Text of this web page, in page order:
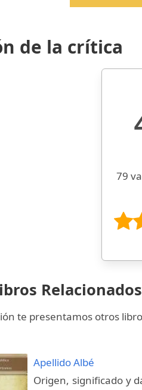
de la crítica
79
te presentamos otros
Apellido Albé
Origen, significado y